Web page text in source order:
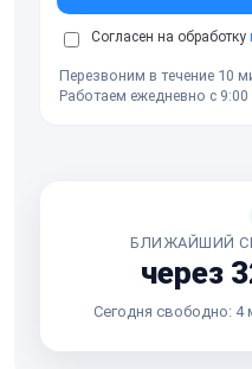
Согласен на обработку
Перезвоним в течение 10
Работаем ежедневно с
БЛИЖАЙШИЙ
через
Сегодня свободно: 4